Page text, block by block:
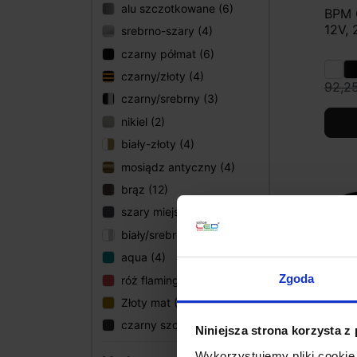
Zgoda
Niniejsza strona korzysta z
alu szczotkowane (6)
srebrno-szary (4)
czarny półmat (6)
czarny/złoty (4)
czarny/srebrny (3)
nikiel (2)
biały-złoty (4)
mosiądz antyczny (4)
brąz (12)
szary miejski (1)
biały/srebrny (3)
aqua (4)
róż flamingo (4)
Złoty mat (1)
czarny szczotkowany (1)
BPM
12V,